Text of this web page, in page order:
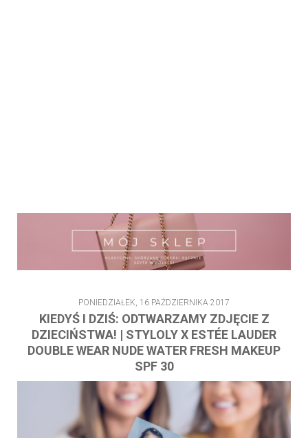
PONIEDZIAŁEK, 16 PAŹDZIERNIKA 2017
KIEDYŚ I DZIŚ: ODTWARZAMY ZDJĘCIE Z
DZIECIŃSTWA! | STYLOLY X ESTÉE LAUDER
DOUBLE WEAR NUDE WATER FRESH MAKEUP
SPF 30